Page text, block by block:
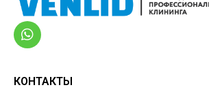
КОНТАКТЫ